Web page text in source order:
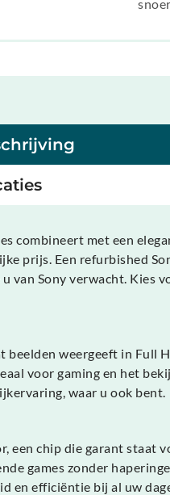
combineert met een
prijs. Een refurbished
van Sony verwacht. Kies
weergeeft in Full
voor gaming en het
waar u ook bent.
chip die garant staat
games zonder
en efficiëntie bij al uw